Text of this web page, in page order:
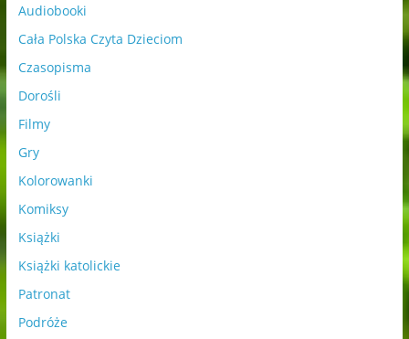
Audiobooki
Cała Polska Czyta Dzieciom
Czasopisma
Dorośli
Filmy
Gry
Kolorowanki
Komiksy
Książki
Książki katolickie
Patronat
Podróże